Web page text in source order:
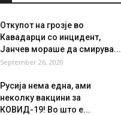
Откупот на грозје во
Кавадарци со инцидент,
Јанчев мораше да смирува...
September 26, 2020
Русија нема една, ами
неколку вакцини за
КОВИД-19! Во што е...